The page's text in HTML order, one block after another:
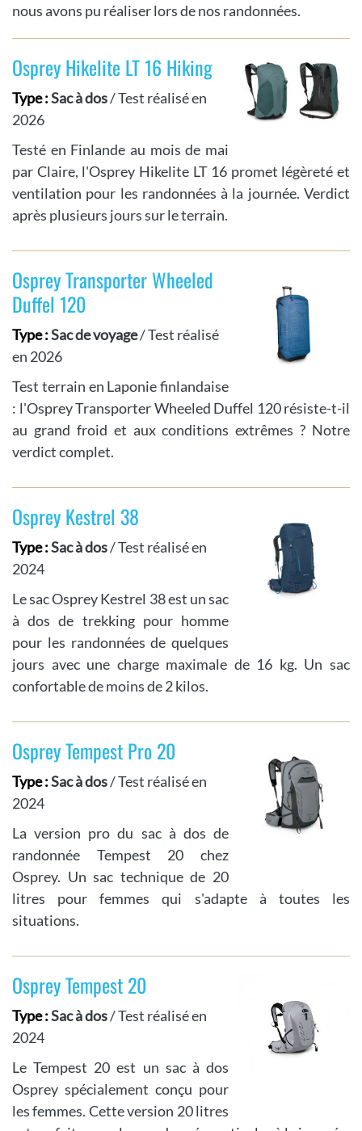
nous avons pu réaliser lors de nos randonnées.
Osprey Hikelite LT 16 Hiking
Type :Sac à dos/ Test réalisé en
2026
Testé en Finlande au mois de mai
par Claire, l'Osprey Hikelite LT 16 promet légèreté et
ventilation pour les randonnées à la journée. Verdict
après plusieurs jours sur le terrain.
Osprey Transporter Wheeled
Duffel 120
Type :Sac de voyage/ Test réalisé
en 2026
Test terrain en Laponie finlandaise
: l'Osprey Transporter Wheeled Duffel 120 résiste-t-il
au grand froid et aux conditions extrêmes ? Notre
verdict complet.
Osprey Kestrel 38
Type :Sac à dos/ Test réalisé en
2024
Le sac Osprey Kestrel 38 est un sac
à dos de trekking pour homme
pour les randonnées de quelques
jours avec une charge maximale de 16 kg. Un sac
confortable de moins de 2 kilos.
Osprey Tempest Pro 20
Type :Sac à dos/ Test réalisé en
2024
La version pro du sac à dos de
randonnée Tempest 20 chez
Osprey. Un sac technique de 20
litres pour femmes qui s'adapte à toutes les
situations.
Osprey Tempest 20
Type :Sac à dos/ Test réalisé en
2024
Le Tempest 20 est un sac à dos
Osprey spécialement conçu pour
les femmes. Cette version 20 litres